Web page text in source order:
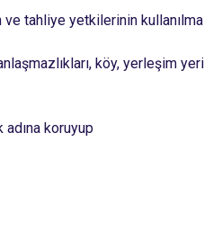
tahliye yetkilerinin
köy, yerleşim
koruyup